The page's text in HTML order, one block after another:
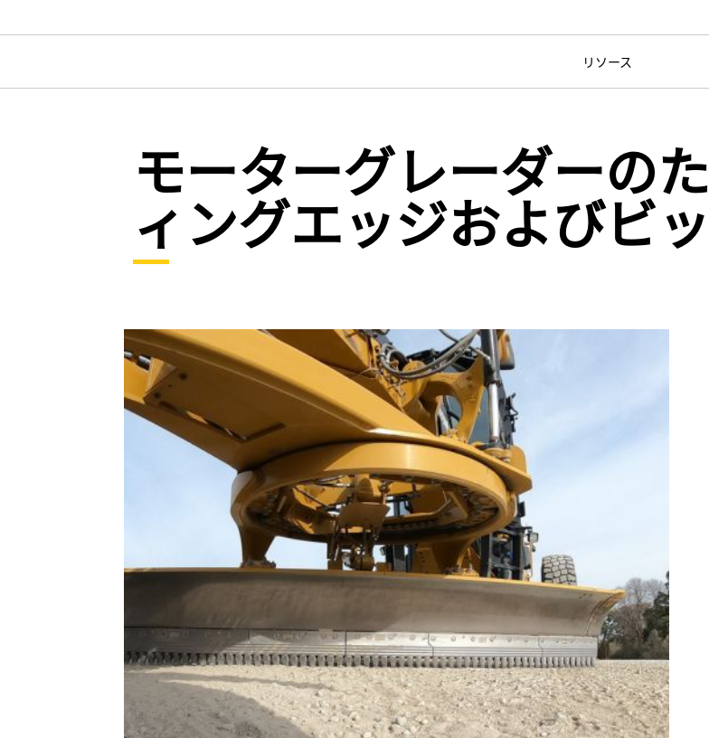
リソース
モーターグレーダーの
ィングエッジおよびビ